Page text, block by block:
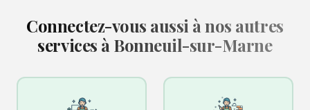
Connectez-vous aussi à nos autres
services à Bonneuil-sur-Marne